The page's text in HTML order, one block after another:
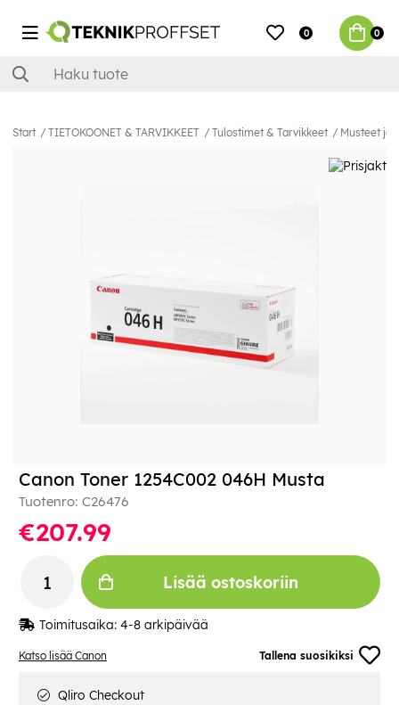
0 0
Start TIETOKOONET & TARVIKKEET Tulostimet & Tarvikkeet Musteet ja
Katso lisää Canon Tallena suosikiksi
Canon Toner 1254C002 046H Musta
Tuotenro: C26476
€207.99
Lisää ostoskoriin
Toimitusaika: 4-8 arkipäivää
Qliro Checkout